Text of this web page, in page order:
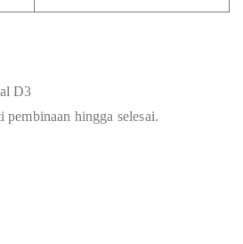
D3
pembinaan hingga selesai.